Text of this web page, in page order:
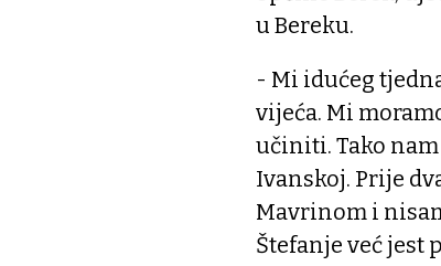
u Bereku.
- Mi idućeg
vijeća. Mi
učiniti. Tako
Ivanskoj. Prije
Mavrinom i
Štefanje već jest